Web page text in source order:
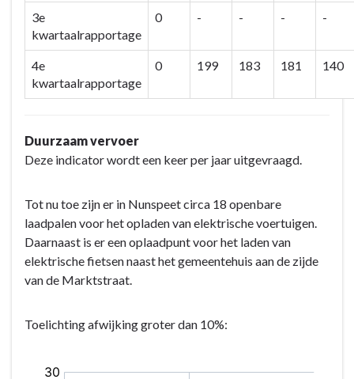
3e
kwartaalrapportage
0 - - - -
4e
kwartaalrapportage
0 199 183 181 140
Duurzaam vervoer
Deze indicator wordt een keer per jaar uitgevraagd.
Tot nu toe zijn er in Nunspeet circa 18 openbare
laadpalen voor het opladen van elektrische voertuigen.
Daarnaast is er een oplaadpunt voor het laden van
elektrische fietsen naast het gemeentehuis aan de zijde
van de Marktstraat.
Toelichting afwijking groter dan 10%: